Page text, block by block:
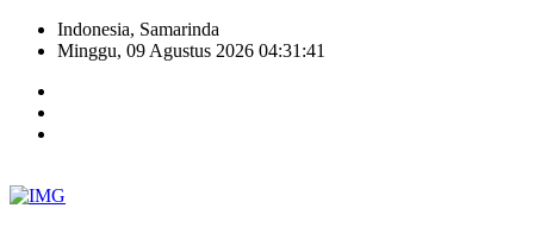
Indonesia, Samarinda
Minggu, 09 Agustus 2026 04:31:42